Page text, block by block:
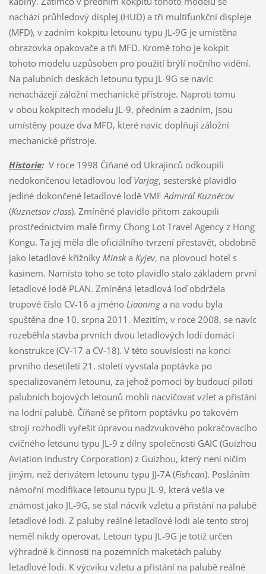
nachází průhledový displej (HUD) a tři multifunkční displeje
(MFD), v zadním kokpitu letounu typu JL-9G je umístěna
obrazovka opakovače a tři MFD. Kromě toho je kokpit
tohoto modelu uzpůsoben pro použití brýlí nočního vidění.
Na palubních deskách letounu typu JL-9G se navíc
nenacházejí záložní mechanické přístroje. Naproti tomu
v obou kokpitech modelu JL-9, předním a zadním, jsou
umístěny pouze dva MFD, které navíc doplňují záložní
mechanické přístroje.
Historie:V roce 1998 Číňané od Ukrajinců odkoupili
nedokončenou letadlovou loď Varjag, sesterské plavidlo
jediné dokončené letadlové lodě VMFAdmirál Kuzněcov
(Kuznetsov class). Zmíněné plavidlo přitom zakoupili
prostřednictvím malé firmy Chong Lot Travel Agency z Hong
Kongu. Ta jej měla dle oficiálního tvrzení přestavět, obdobně
jako letadlové křižníky Minska Kyjev, na plovoucí hotel s
kasinem. Namísto toho se toto plavidlo stalo základem první
letadlové lodě PLAN. Zmíněná letadlová loď obdržela
trupové číslo CV-16 a jméno Liaoninga na vodu byla
spuštěna dne 10. srpna 2011. Mezitím, v roce 2008, se navíc
rozeběhla stavba prvních dvou letadlových lodí domácí
konstrukce (CV-17 a CV-18). V této souvislosti na konci
prvního desetiletí 21. století vyvstala poptávka po
specializovaném letounu, za jehož pomoci by budoucí piloti
palubních bojových letounů mohli nacvičovat vzlet a přistání
na lodní palubě. Číňané se přitom poptávku po takovém
stroji rozhodli vyřešit úpravou nadzvukového pokračovacího
cvičného letounu typu JL-9 z dílny společnosti GAIC (Guizhou
Aviation Industry Corporation) z Guizhou, který není ničím
jiným, než derivátem letounu typu JJ-7A (Fishcan). Posláním
námořní modifikace letounu typu JL-9, která vešla ve
známost jako JL-9G, se stal nácvik vzletu a přistání na palubě
letadlové lodi. Z paluby reálné letadlové lodi ale tento stroj
neměl nikdy operovat. Letoun typu JL-9G je totiž určen
výhradně k činnosti na pozemních maketách paluby
letadlové lodi. K výcviku vzletu a přistání na palubě reálné